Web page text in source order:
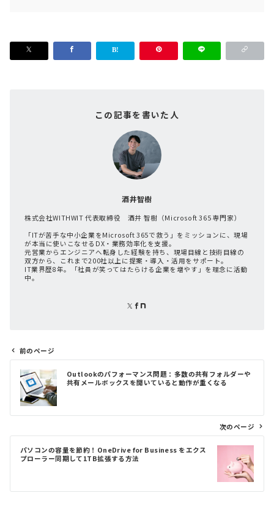
この記事を書いた人
酒井智樹
株式会社WITHWIT 代表取締役 酒井 智樹（Microsoft 365 専門家）
「ITが苦手な中小企業をMicrosoft 365で救う」をミッションに、現場
が本当に使いこなせるDX・業務効率化を支援。
元営業からエンジニアへ転身した経験を持ち、現場目線と技術目線の
双方から、これまで200社以上に提案・導入・活用をサポート。
IT業界歴8年。「社員が笑ってはたらける企業を増やす」を理念に活動
中。
ゲ
ー
前のページ
Outlookのパフォーマンス問題：多数の共有フォルダーや
共有メールボックスを開いていると動作が重くなる
次のページ
パソコンの容量を節約！OneDrive for Business をエクス
プローラー同期して1TB拡張する方法